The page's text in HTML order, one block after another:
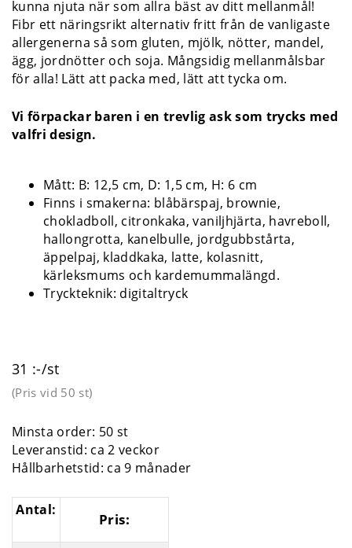
kunna njuta när som allra bäst av ditt mellanmål!
Fibr ett näringsrikt alternativ fritt från de vanligaste
allergenerna så som gluten, mjölk, nötter, mandel,
ägg, jordnötter och soja. Mångsidig mellanmålsbar
för alla! Lätt att packa med, lätt att tycka om.
Vi förpackar baren i en trevlig ask som trycks med
valfri design.
Mått: B: 12,5 cm, D: 1,5 cm, H: 6 cm
Finns i smakerna: blåbärspaj, brownie,
chokladboll, citronkaka, vaniljhjärta, havreboll,
hallongrotta, kanelbulle, jordgubbstårta,
äppelpaj, kladdkaka, latte, kolasnitt,
kärleksmums och kardemummalängd.
Tryckteknik: digitaltryck
31 :-/st
(Pris vid 50 st)
Minsta order: 50 st
Leveranstid: ca 2 veckor
Hållbarhetstid: ca 9 månader
Antal:
Pris: